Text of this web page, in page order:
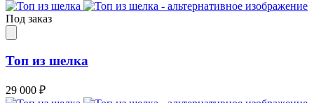
Под заказ
Топ из шелка
29 000 ₽